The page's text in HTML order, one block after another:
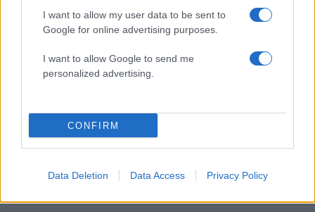
I want to allow my user data to be sent to
Google for online advertising purposes.
I want to allow Google to send me
personalized advertising.
CONFIRM
Data Deletion Data Access Privacy Policy
Πηγή: ΑΠΕ-ΜΠΕ
ΔΙΑΦΗΜΙΣΗ